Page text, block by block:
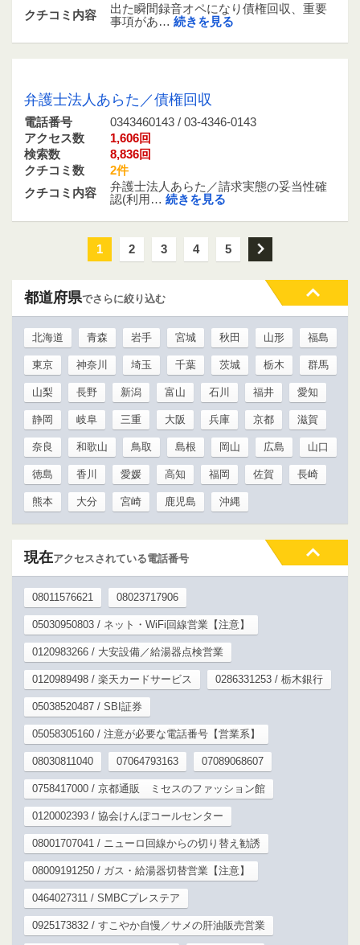
クチコミ内容
出た瞬間録音オペになり債権回収、重要
事項があ… 続きを見る
弁護士法人あらた／債権回収
電話番号
0343460143 / 03-4346-0143
アクセス数
1,606回
検索数
8,836回
クチコミ数
2件
クチコミ内容
弁護士法人あらた／請求実態の妥当性確
認(利用… 続きを見る
1 2 3 4 5 次
都道府県でさらに絞り込む
北海道 青森 岩手 宮城 秋田 山形 福島
東京 神奈川 埼玉 千葉 茨城 栃木 群馬
山梨 長野 新潟 富山 石川 福井 愛知
静岡 岐阜 三重 大阪 兵庫 京都 滋賀
奈良 和歌山 鳥取 島根 岡山 広島 山口
徳島 香川 愛媛 高知 福岡 佐賀 長崎
熊本 大分 宮崎 鹿児島 沖縄
現在アクセスされている電話番号
08011576621 08023717906
05030950803 / ネット・WiFi回線営業【注意】
0120983266 / 大安設備／給湯器点検営業
0120989498 / 楽天カードサービス 0286331253 / 栃木銀行
05038520487 / SBI証券
05058305160 / 注意が必要な電話番号【営業系】
08030811040 07064793163 07089068607
0758417000 / 京都通販 ミセスのファッション館
0120002393 / 協会けんぽコールセンター
08001707041 / ニューロ回線からの切り替え勧誘
08009191250 / ガス・給湯器切替営業【注意】
0464027311 / SMBCプレステア
0925173832 / すこやか自慢／サメの肝油販売営業